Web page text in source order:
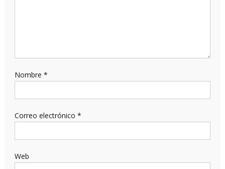
Nombre *
Correo electrónico *
Web